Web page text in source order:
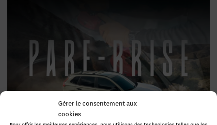
Gérer le consentement aux
cookies